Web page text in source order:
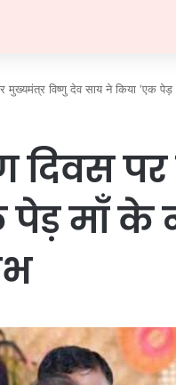
पर मुख्यमंत्र विष्णु देव साय ने किया ‘एक
दिवस
पेड़ माँ के